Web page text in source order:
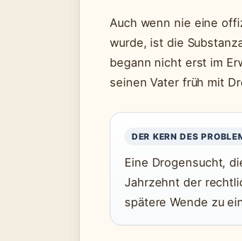
Auch wenn nie eine
wurde, ist die
begann nicht erst im
seinen Vater früh mit
DER KERN DES
Eine Drogensucht,
Jahrzehnt der
spätere Wende zu